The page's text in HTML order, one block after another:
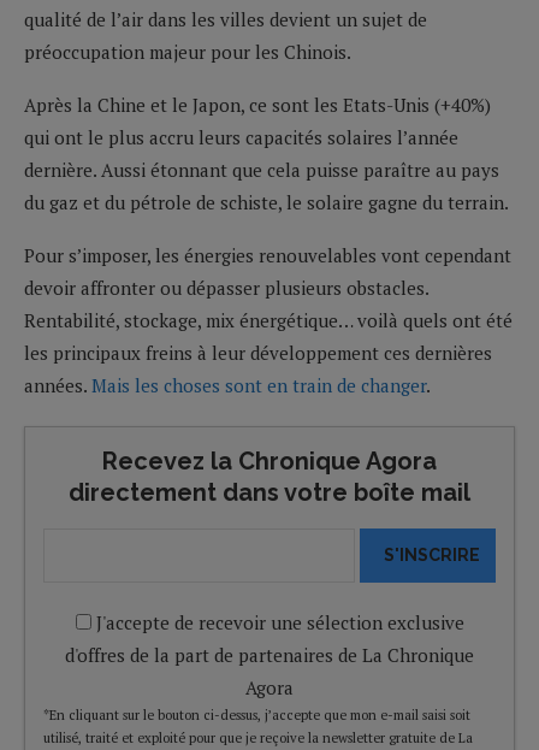
qualité de l’air dans les villes devient un sujet de
préoccupation majeur pour les Chinois.
Après la Chine et le Japon, ce sont les Etats-Unis (+40%)
qui ont le plus accru leurs capacités solaires l’année
dernière. Aussi étonnant que cela puisse paraître au pays
du gaz et du pétrole de schiste, le solaire gagne du terrain.
Pour s’imposer, les énergies renouvelables vont cependant
devoir affronter ou dépasser plusieurs obstacles.
Rentabilité, stockage, mix énergétique… voilà quels ont été
les principaux freins à leur développement ces dernières
années. Mais les choses sont en train de changer.
Recevez la Chronique Agora
directement dans votre boîte mail
S'INSCRIRE
J'accepte de recevoir une sélection exclusive
d'offres de la part de partenaires de La Chronique
Agora
*En cliquant sur le bouton ci-dessus, j’accepte que mon e-mail saisi soit
utilisé, traité et exploité pour que je reçoive la newsletter gratuite de La